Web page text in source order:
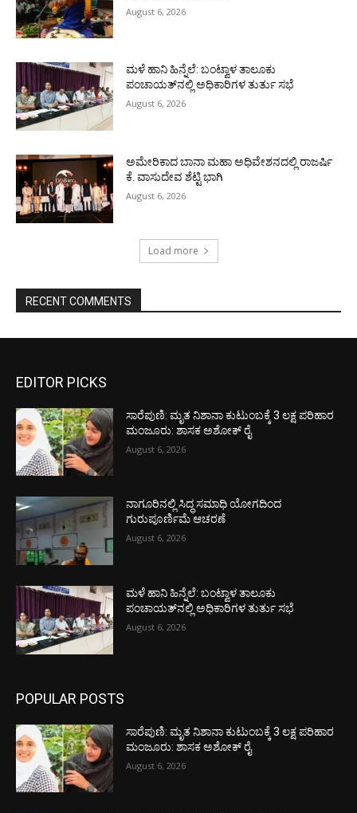
August 6, 2026
ಮಳೆ ಹಾನಿ ಹಿನ್ನೆಲೆ: ಬಂಟ್ವಾಳ ತಾಲೂಕು
ಪಂಚಾಯತ್‌ನಲ್ಲಿ ಅಧಿಕಾರಿಗಳ ತುರ್ತು ಸಭೆ
August 6, 2026
ಅಮೇರಿಕಾದ ಬಾನಾ ಮಹಾ ಅಧಿವೇಶನದಲ್ಲಿ ರಾಜರ್ಷಿ
ಕೆ. ವಾಸುದೇವ ಶೆಟ್ಟಿ ಭಾಗಿ
August 6, 2026
Load more
RECENT COMMENTS
EDITOR PICKS
ಸಾರೆಪುಣಿ: ಮೃತ ನಿಶಾನಾ ಕುಟುಂಬಕ್ಕೆ 3 ಲಕ್ಷ ಪರಿಹಾರ
ಮಂಜೂರು: ಶಾಸಕ ಅಶೋಕ್ ರೈ
August 6, 2026
ನಾಗೂರಿನಲ್ಲಿ ಸಿದ್ಧ ಸಮಾಧಿ ಯೋಗದಿಂದ
ಗುರುಪೂರ್ಣಿಮೆ ಆಚರಣೆ
August 6, 2026
ಮಳೆ ಹಾನಿ ಹಿನ್ನೆಲೆ: ಬಂಟ್ವಾಳ ತಾಲೂಕು
ಪಂಚಾಯತ್‌ನಲ್ಲಿ ಅಧಿಕಾರಿಗಳ ತುರ್ತು ಸಭೆ
August 6, 2026
POPULAR POSTS
ಸಾರೆಪುಣಿ: ಮೃತ ನಿಶಾನಾ ಕುಟುಂಬಕ್ಕೆ 3 ಲಕ್ಷ ಪರಿಹಾರ
ಮಂಜೂರು: ಶಾಸಕ ಅಶೋಕ್ ರೈ
August 6, 2026